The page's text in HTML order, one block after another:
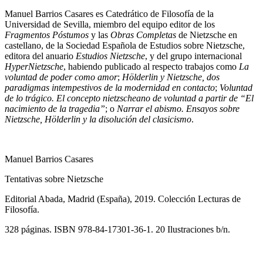
Manuel Barrios Casares es Catedrático de Filosofía de la
Universidad de Sevilla, miembro del equipo editor de los
Fragmentos Póstumos y las Obras Completas de Nietzsche en
castellano, de la Sociedad Española de Estudios sobre Nietzsche,
editora del anuario Estudios Nietzsche, y del grupo internacional
HyperNietzsche, habiendo publicado al respecto trabajos como La
voluntad de poder como amor; Hölderlin y Nietzsche, dos
paradigmas intempestivos de la modernidad en contacto; Voluntad
de lo trágico. El concepto nietzscheano de voluntad a partir de “El
nacimiento de la tragedia”; o Narrar el abismo. Ensayos sobre
Nietzsche, Hölderlin y la disolución del clasicismo.
Manuel Barrios Casares
Tentativas sobre Nietzsche
Editorial Abada, Madrid (España), 2019. Colección Lecturas de
Filosofía.
328 páginas. ISBN 978-84-17301-36-1. 20 Ilustraciones b/n.